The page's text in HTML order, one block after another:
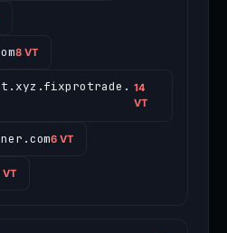
8 VT
14
VT
6 VT
VT